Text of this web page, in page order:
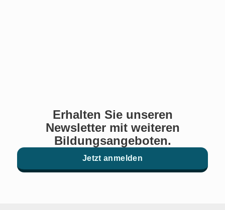
Erhalten Sie unseren
Newsletter mit weiteren
Bildungsangeboten.
Jetzt anmelden